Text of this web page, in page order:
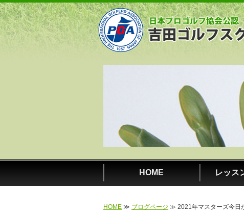
HOME レッス
HOME ≫ ブログページ ≫ 2021年マスターズ今日